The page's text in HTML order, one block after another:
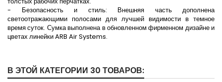
- Безопасность и стиль: Внешняя часть дополнена
светоотражающими полосами для лучшей видимости в темное
время суток. Сумка выполнена в обновленном фирменном дизайне и
цветах линейки ARB Air Systems.
В ЭТОЙ КАТЕГОРИИ 30 ТОВАРОВ: